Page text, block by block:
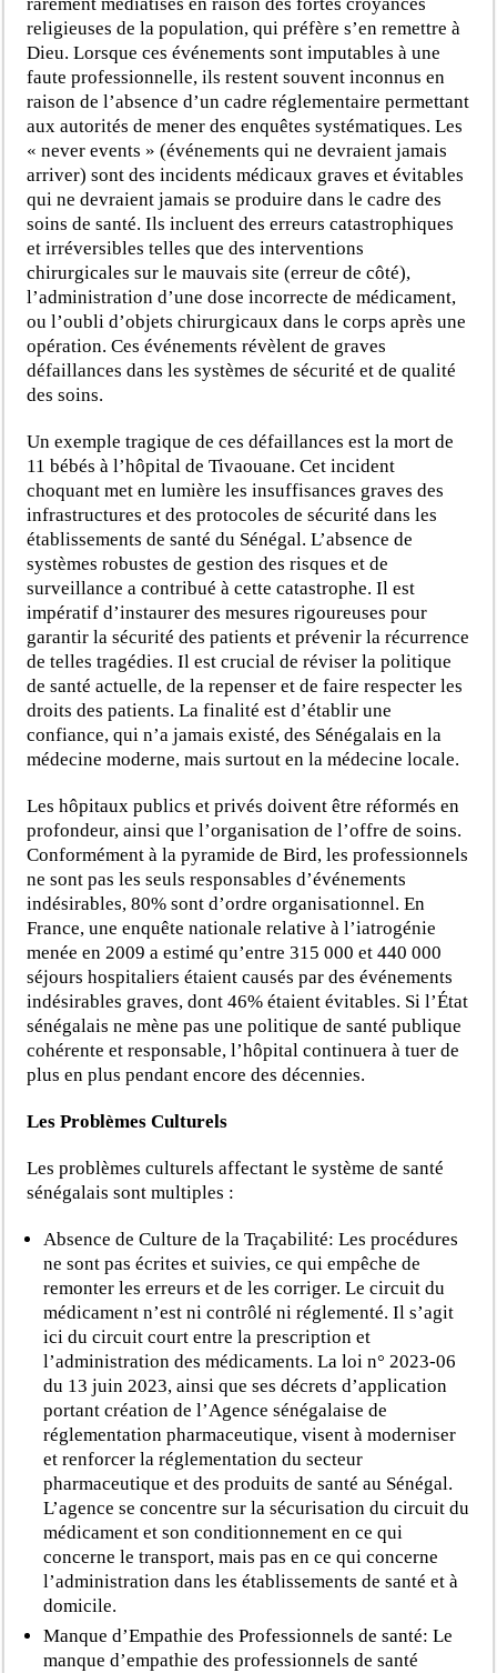
religieuses de la population, qui préfère s’en remettre à
Dieu. Lorsque ces événements sont imputables à une
faute professionnelle, ils restent souvent inconnus en
raison de l’absence d’un cadre réglementaire permettant
aux autorités de mener des enquêtes systématiques. Les
« never events » (événements qui ne devraient jamais
arriver) sont des incidents médicaux graves et évitables
qui ne devraient jamais se produire dans le cadre des
soins de santé. Ils incluent des erreurs catastrophiques
et irréversibles telles que des interventions
chirurgicales sur le mauvais site (erreur de côté),
l’administration d’une dose incorrecte de médicament,
ou l’oubli d’objets chirurgicaux dans le corps après une
opération. Ces événements révèlent de graves
défaillances dans les systèmes de sécurité et de qualité
des soins.
Un exemple tragique de ces défaillances est la mort de
11 bébés à l’hôpital de Tivaouane. Cet incident
choquant met en lumière les insuffisances graves des
infrastructures et des protocoles de sécurité dans les
établissements de santé du Sénégal. L’absence de
systèmes robustes de gestion des risques et de
surveillance a contribué à cette catastrophe. Il est
impératif d’instaurer des mesures rigoureuses pour
garantir la sécurité des patients et prévenir la récurrence
de telles tragédies. Il est crucial de réviser la politique
de santé actuelle, de la repenser et de faire respecter les
droits des patients. La finalité est d’établir une
confiance, qui n’a jamais existé, des Sénégalais en la
médecine moderne, mais surtout en la médecine locale.
Les hôpitaux publics et privés doivent être réformés en
profondeur, ainsi que l’organisation de l’offre de soins.
Conformément à la pyramide de Bird, les professionnels
ne sont pas les seuls responsables d’événements
indésirables, 80% sont d’ordre organisationnel. En
France, une enquête nationale relative à l’iatrogénie
menée en 2009 a estimé qu’entre 315 000 et 440 000
séjours hospitaliers étaient causés par des événements
indésirables graves, dont 46% étaient évitables. Si l’État
sénégalais ne mène pas une politique de santé publique
cohérente et responsable, l’hôpital continuera à tuer de
plus en plus pendant encore des décennies.
Les Problèmes Culturels
Les problèmes culturels affectant le système de santé
sénégalais sont multiples :
Absence de Culture de la Traçabilité: Les procédures
ne sont pas écrites et suivies, ce qui empêche de
remonter les erreurs et de les corriger. Le circuit du
médicament n’est ni contrôlé ni réglementé. Il s’agit
ici du circuit court entre la prescription et
l’administration des médicaments. La loi n° 2023-06
du 13 juin 2023, ainsi que ses décrets d’application
portant création de l’Agence sénégalaise de
réglementation pharmaceutique, visent à moderniser
et renforcer la réglementation du secteur
pharmaceutique et des produits de santé au Sénégal.
L’agence se concentre sur la sécurisation du circuit du
médicament et son conditionnement en ce qui
concerne le transport, mais pas en ce qui concerne
l’administration dans les établissements de santé et à
domicile.
Manque d’Empathie des Professionnels de santé: Le
manque d’empathie des professionnels de santé